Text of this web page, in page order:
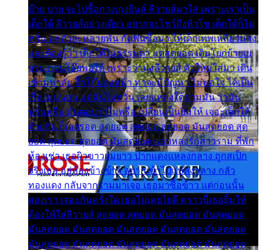
บ๊าย บาย จะไปซื้อกางเกงยีนส์ ลีวายส์มาใส่ เพราะเราเป็น
เด็กใต้ ลีวายส์อย่างเดียว อยากจะโชว์ถึงหิวโซ เด็กใต้ก็ไม่
หวั่น ตกตัวละหลายพัน กัดฟันซื้อมา ให้เด็กเทพเหลียวมอง
และต้องรู้ว่า เด็กใต้ไม่ธรรมดา แต่สุดยอด เดินโยกย้ายเย
ยวน กวนโอ๊ยพอได้ เพราะว่านุ่งลีวายส์ ตัวใหม่ใส่มา เดิน
เข้ามหาลัย จิ๊กโก๊มองหน้า ท่าจะมีปัญหา ไม่พอใจ ได้เป็น
เรื่องแน่นอน แต่ฉันไม่หวั่น เลยแหลงใต้ถามมัน ว่ามัน
พรั่นพรือ มันตอบว่าไม่พรื่อ เปลี่ยนเป็นยิ้มให้ เจอะเด็กใต้
ด้วยกัน ก็เลยรอด สุดยอด สุดยอด สุดยอด มันสุดยอด สุด
ยอด สุดยอด สุดยอด มันสุดยอด แอบหลงรักสาวราม ที่พัก
ห้องเช่า เธอผิวขาวผมยาว ปากแดงแหลงกลาง ถูกสเป็ก
จริงเธอ อยู่ห้องข้างข้าง อยากเข้าไปแหลงกลาง กลัว
ทองแดง กลับจากรามมาเจอ เธอมาซื้อข้าว แต่ก่อนนั้น
สองเรา เจอะกันครั้งใด เธอไม่เคยไยดี คราวนี้เธอยิ้มให้
ต้องให้ใส่ลีวายส์ สุดยอด สุดยอด มันสุดยอด มันสุดยอด
มันสุดยอด มันสุดยอด มันสุดยอด มันสุดยอด มันสุดยอด
มันสุดยอด มันสุดยอด มันสุดยอด มันสุดยอด มันสุดยอด